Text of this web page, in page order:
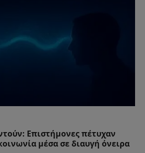
Επιστήμονες πέτυχαν
μέσα σε διαυγή όνειρα